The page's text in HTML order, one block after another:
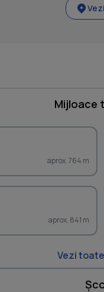
Mijloace
aprox. 764 m
aprox. 841 m
Vezi